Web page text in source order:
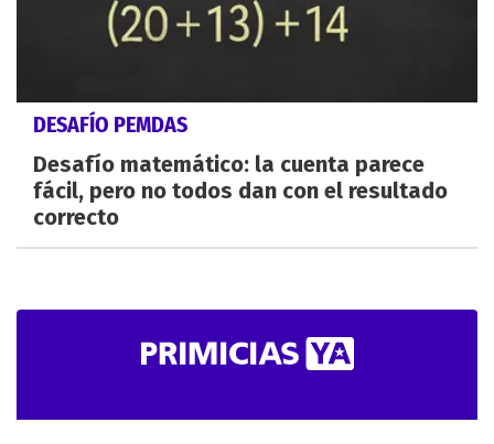
DESAFÍO PEMDAS
Desafío matemático: la cuenta parece
fácil, pero no todos dan con el resultado
correcto